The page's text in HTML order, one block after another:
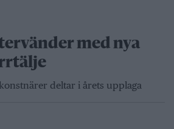
med nya
deltar i årets upplaga